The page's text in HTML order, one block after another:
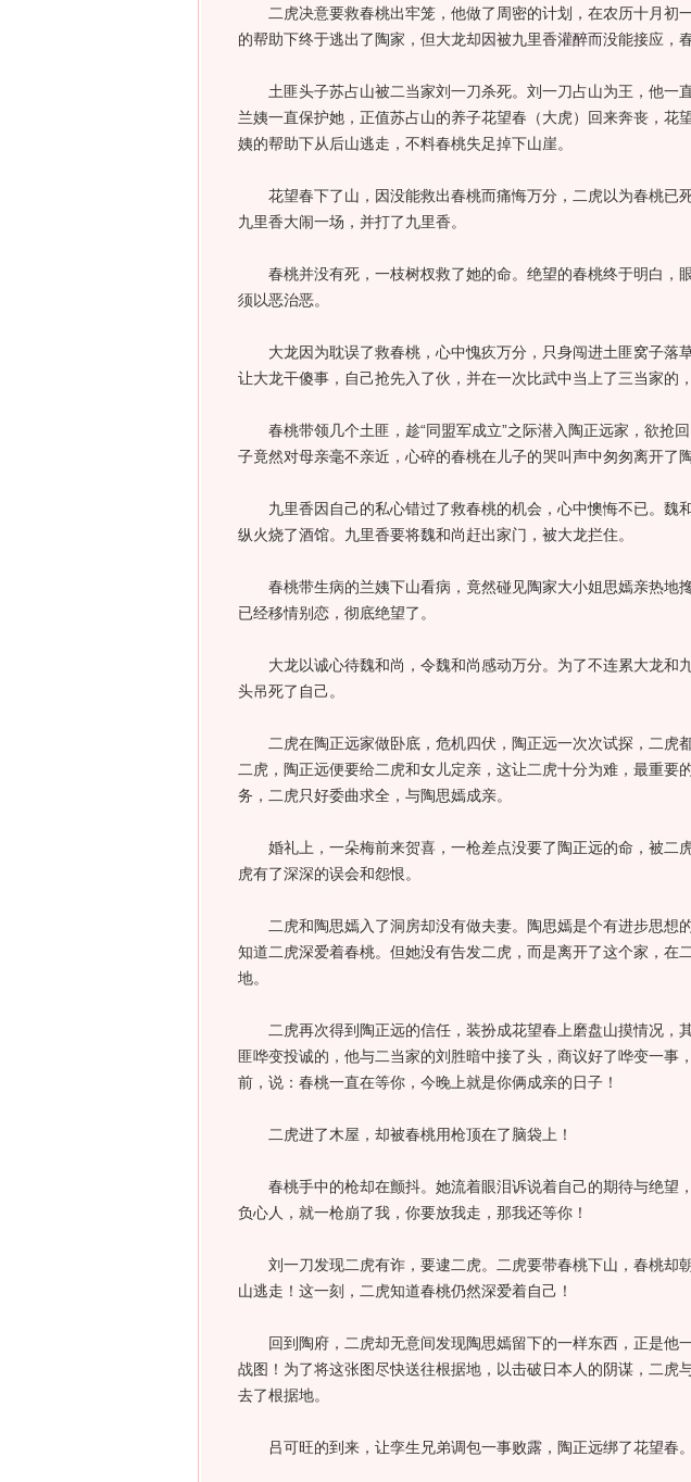
二虎决意要救春桃出牢笼，他做了周密的计划，在农历十月初
的帮助下终于逃出了陶家，但大龙却因被九里香灌醉而没能接应，
土匪头子苏占山被二当家刘一刀杀死。刘一刀占山为王，他一
兰姨一直保护她，正值苏占山的养子花望春（大虎）回来奔丧，花
姨的帮助下从后山逃走，不料春桃失足掉下山崖。
花望春下了山，因没能救出春桃而痛悔万分，二虎以为春桃已
九里香大闹一场，并打了九里香。
春桃并没有死，一枝树杈救了她的命。绝望的春桃终于明白，
须以恶治恶。
大龙因为耽误了救春桃，心中愧疚万分，只身闯进土匪窝子落
让大龙干傻事，自己抢先入了伙，并在一次比武中当上了三当家的
春桃带领几个土匪，趁“同盟军成立”之际潜入陶正远家，欲抢
子竟然对母亲毫不亲近，心碎的春桃在儿子的哭叫声中匆匆离开了陶
九里香因自己的私心错过了救春桃的机会，心中懊悔不已。魏
纵火烧了酒馆。九里香要将魏和尚赶出家门，被大龙拦住。
春桃带生病的兰姨下山看病，竟然碰见陶家大小姐思嫣亲热地
已经移情别恋，彻底绝望了。
大龙以诚心待魏和尚，令魏和尚感动万分。为了不连累大龙和
头吊死了自己。
二虎在陶正远家做卧底，危机四伏，陶正远一次次试探，二虎
二虎，陶正远便要给二虎和女儿定亲，这让二虎十分为难，最重要
务，二虎只好委曲求全，与陶思嫣成亲。
婚礼上，一朵梅前来贺喜，一枪差点没要了陶正远的命，被二
虎有了深深的误会和怨恨。
二虎和陶思嫣入了洞房却没有做夫妻。陶思嫣是个有进步思想
知道二虎深爱着春桃。但她没有告发二虎，而是离开了这个家，在
地。
二虎再次得到陶正远的信任，装扮成花望春上磨盘山摸情况，
匪哗变投诚的，他与二当家的刘胜暗中接了头，商议好了哗变一事
前，说：春桃一直在等你，今晚上就是你俩成亲的日子！
二虎进了木屋，却被春桃用枪顶在了脑袋上！
春桃手中的枪却在颤抖。她流着眼泪诉说着自己的期待与绝望
负心人，就一枪崩了我，你要放我走，那我还等你！
刘一刀发现二虎有诈，要逮二虎。二虎要带春桃下山，春桃却
山逃走！这一刻，二虎知道春桃仍然深爱着自己！
回到陶府，二虎却无意间发现陶思嫣留下的一样东西，正是他
战图！为了将这张图尽快送往根据地，以击破日本人的阴谋，二虎
去了根据地。
吕可旺的到来，让孪生兄弟调包一事败露，陶正远绑了花望春。